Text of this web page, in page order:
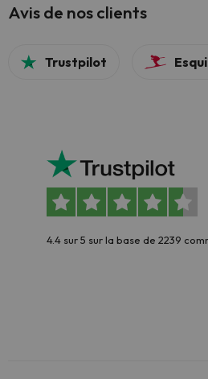
Avis de nos clients
Trustpilot
4.4 sur 5 sur la base de 2239